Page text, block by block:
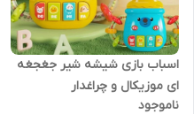
اسباب بازی شیشه شیر جغجغه
ای موزیکال و چراغدار
ناموجود